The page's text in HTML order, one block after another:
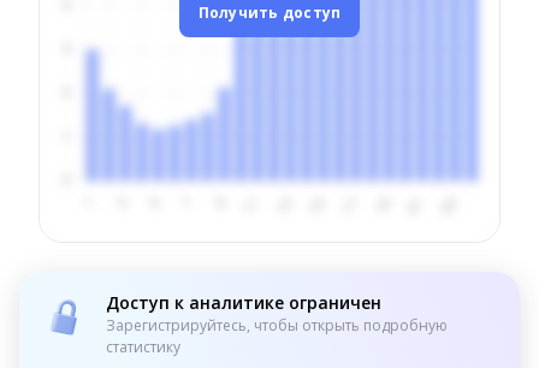
Получить доступ
Доступ к аналитике ограничен
Зарегистрируйтесь, чтобы открыть подробную
статистику